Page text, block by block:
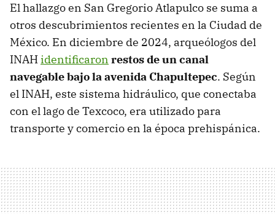
El hallazgo en San Gregorio Atlapulco se suma a
otros descubrimientos recientes en la Ciudad de
México. En diciembre de 2024, arqueólogos del
INAHidentificaron restos de un canal
navegable bajo la avenida Chapultepec. Según
el INAH, este sistema hidráulico, que conectaba
con el lago de Texcoco, era utilizado para
transporte y comercio en la época prehispánica.